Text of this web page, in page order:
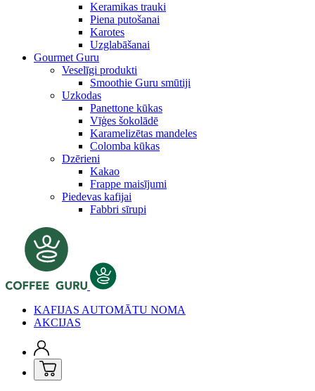
Keramikas trauki
Piena putošanai
Karotes
Uzglabāšanai
Gourmet Guru
Veselīgi produkti
Smoothie Guru smūtiji
Uzkodas
Panettone kūkas
Vīģes šokolādē
Karamelizētas mandeles
Colomba kūkas
Dzērieni
Kakao
Frappe maisījumi
Piedevas kafijai
Fabbri sīrupi
KAFIJAS AUTOMĀTU NOMA
AKCIJAS